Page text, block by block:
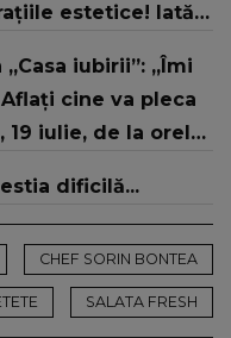
estetice! Iată
iubirii”: „Îmi
cine va pleca
19 iulie, de la orele
dificilă...
CHEF SORIN BONTEA
SALATA FRESH